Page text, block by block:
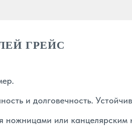
ГРЕЙС
и долговечность.
ножницами или канцелярским